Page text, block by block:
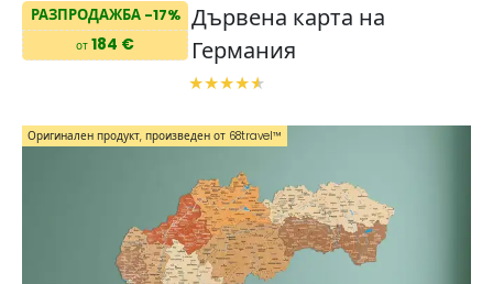
РАЗПРОДАЖБА -17%
от 184 €
Дървена карта на
Германия
Оригинален продукт, произведен от 68travel™️